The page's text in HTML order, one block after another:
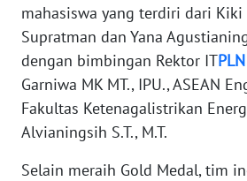
mahasiswa yang terdiri dari Kiki
Supratman dan Yana
dengan bimbingan Rektor ITPLN
Garniwa MK MT., IPU., ASEAN
Fakultas Ketenagalistrikan
Alvianingsih S.T., M.T.
Selain meraih Gold Medal, tim
WN
PAPUA
WN
PAPUA
BARAT
WN